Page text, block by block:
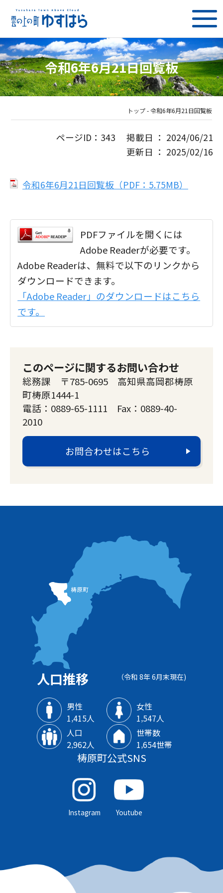
令和6年6月21日回覧板
トップ-令和6年6月21日回覧板
ページID：343 掲載日 ： 2024/06/21
更新日 ： 2025/02/16
令和6年6月21日回覧板（PDF：5.75MB）
PDFファイルを開くには
Adobe Readerが必要です。
Adobe Readerは、無料で以下のリンクから
ダウンロードできます。
「Adobe Reader」のダウンロードはこちら
です。
このページに関するお問い合わせ
総務課 〒785-0695 高知県高岡郡梼原
町梼原1444-1
電話：0889-65-1111 Fax：0889-40-
2010
お問合わせはこちら
人口推移 （令和 8年 6月末現在)
男性
1‚415人
女性
1‚547人
人口
2‚962人
世帯数
1‚654世帯
梼原町公式SNS
Instagram Youtube